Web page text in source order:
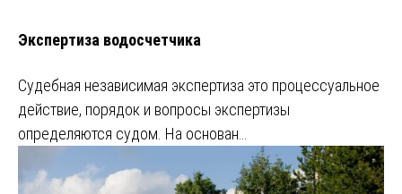
Экспертиза водосчетчика
Судебная независимая экспертиза это процессуальное
действие, порядок и вопросы экспертизы
определяются судом. На основан…